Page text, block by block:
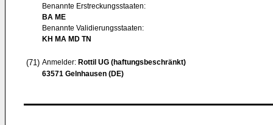
Benannte Erstreckungsstaaten:
BA ME
Benannte Validierungsstaaten:
KH MA MD TN
(71) Anmelder: Rottil UG (haftungsbeschränkt)
63571 Gelnhausen (DE)